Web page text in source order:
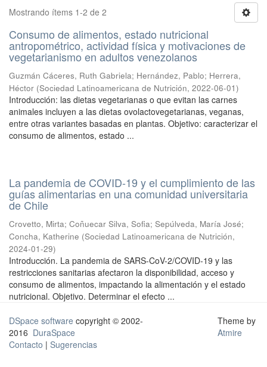
Mostrando ítems 1-2 de 2
Consumo de alimentos, estado nutricional
antropométrico, actividad física y motivaciones de
vegetarianismo en adultos venezolanos
Guzmán Cáceres, Ruth Gabriela; Hernández, Pablo; Herrera,
Héctor (Sociedad Latinoamericana de Nutrición, 2022-06-01)
Introducción: las dietas vegetarianas o que evitan las carnes
animales incluyen a las dietas ovolactovegetarianas, veganas,
entre otras variantes basadas en plantas. Objetivo: caracterizar el
consumo de alimentos, estado ...
La pandemia de COVID-19 y el cumplimiento de las
guías alimentarias en una comunidad universitaria
de Chile
Crovetto, Mirta; Coñuecar Silva, Sofia; Sepúlveda, María José;
Concha, Katherine (Sociedad Latinoamericana de Nutrición,
2024-01-29)
Introducción. La pandemia de SARS-CoV-2/COVID-19 y las
restricciones sanitarias afectaron la disponibilidad, acceso y
consumo de alimentos, impactando la alimentación y el estado
nutricional. Objetivo. Determinar el efecto ...
DSpace software copyright © 2002-
2016 DuraSpace
Contacto | Sugerencias
Theme by
Atmire